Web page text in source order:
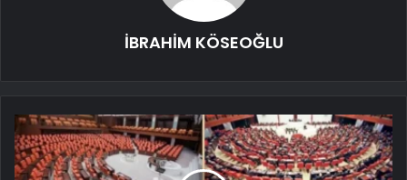
İBRAHİM KÖSEOĞLU